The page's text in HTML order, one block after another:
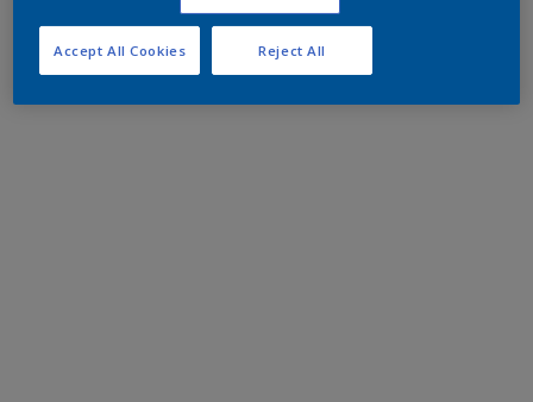
Reject All
Accept All Cookies